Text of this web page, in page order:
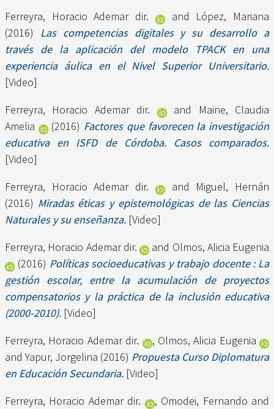
Ferreyra, Horacio Ademar dir.
and López, Mariana
(2016) Las competencias digitales y su desarrollo a
través de la aplicación del modelo TPACK en una
experiencia áulica en el Nivel Superior Universitario.
[Video]
Ferreyra, Horacio Ademar dir.
and
Maine, Claudia
Amelia
(2016) Factores que favorecen la investigación
educativa en ISFD de Córdoba. Casos comparados.
[Video]
Ferreyra, Horacio Ademar dir.
and Miguel, Hernán
(2016) Miradas éticas y epistemológicas de las Ciencias
Naturales y su enseñanza. [Video]
Ferreyra, Horacio Ademar dir.
and Olmos, Alicia Eugenia
(2016) Políticas socioeducativas y trabajo docente : La
gestión escolar, entre la acumulación de proyectos
compensatorios y la práctica de la inclusión educativa
(2000-2010). [Video]
Ferreyra, Horacio Ademar dir.
, Olmos, Alicia Eugenia
andYapur, Jorgelina (2016) Propuesta Curso Diplomatura
en Educación Secundaria. [Video]
Ferreyra, Horacio Ademar dir.
, Omodei, Fernando and